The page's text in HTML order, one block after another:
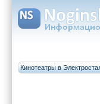
Кинотеатры в